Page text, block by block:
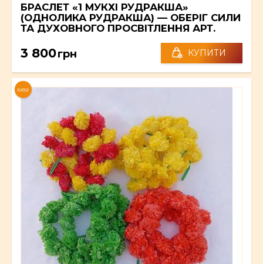
БРАСЛЕТ «1 МУКХІ РУДРАКША»
(ОДНОЛИКА РУДРАКША) — ОБЕРІГ СИЛИ
ТА ДУХОВНОГО ПРОСВІТЛЕННЯ АРТ.
3 800грн КУПИТИ
NEW